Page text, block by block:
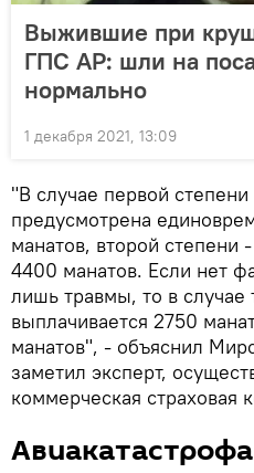
Выжившие при
ГПС АР: шли на
нормально
1 декабря 2021, 13:09
"В случае первой
предусмотрена
манатов, второй степени
4400 манатов. Если нет
лишь травмы, то в
выплачивается 2750
манатов", - объяснил
заметил эксперт,
коммерческая страховая